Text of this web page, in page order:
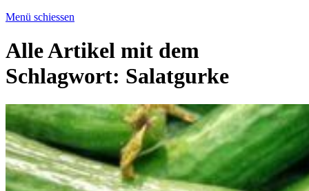
Menü schiessen
Alle Artikel mit dem
Schlagwort: Salatgurke